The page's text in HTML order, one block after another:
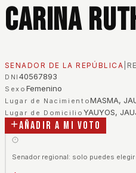
Carina
SENADOR DE LA REPÚBLICA
DNI 40567893
Sexo Femenino
Lugar de NacimientoMASMA,
Lugar de Domicilio YAUYOS,
Añadir a mi voto
Senador regional: solo puedes